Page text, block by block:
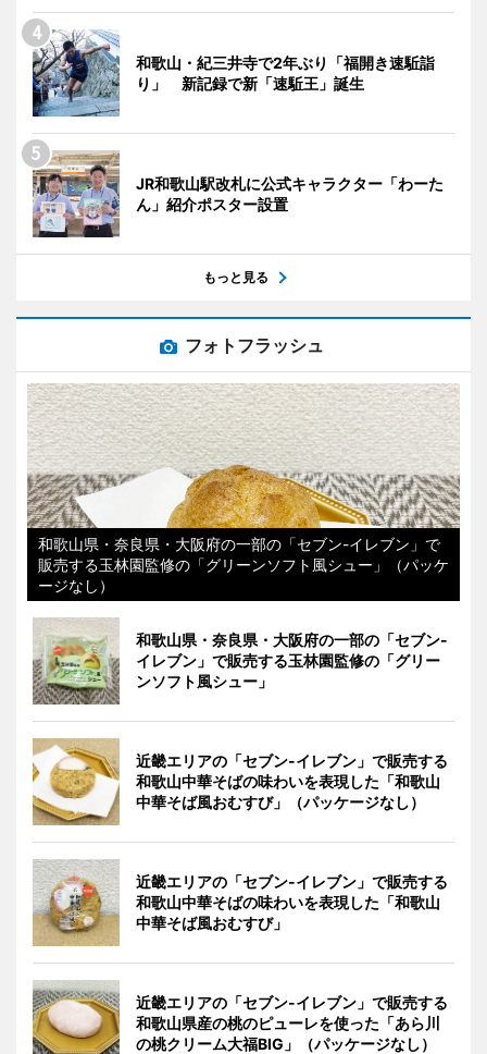
和歌山・紀三井寺で2年ぶり「福開き速駈詣
り」 新記録で新「速駈王」誕生
JR和歌山駅改札に公式キャラクター「わーた
ん」紹介ポスター設置
もっと見る
フォトフラッシュ
和歌山県・奈良県・大阪府の一部の「セブン-イレブン」で
販売する玉林園監修の「グリーンソフト風シュー」（パッケ
ージなし）
和歌山県・奈良県・大阪府の一部の「セブン-
イレブン」で販売する玉林園監修の「グリー
ンソフト風シュー」
近畿エリアの「セブン-イレブン」で販売する
和歌山中華そばの味わいを表現した「和歌山
中華そば風おむすび」（パッケージなし）
近畿エリアの「セブン-イレブン」で販売する
和歌山中華そばの味わいを表現した「和歌山
中華そば風おむすび」
近畿エリアの「セブン-イレブン」で販売する
和歌山県産の桃のピューレを使った「あら川
の桃クリーム大福BIG」（パッケージなし）